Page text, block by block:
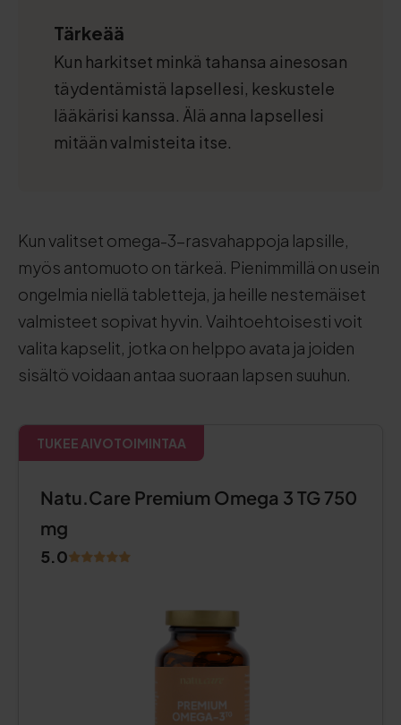
Tärkeää
Kun harkitset minkä tahansa ainesosan
täydentämistä lapsellesi, keskustele
lääkärisi kanssa. Älä anna lapsellesi
mitään valmisteita itse.
Kun valitset omega-3-rasvahappoja lapsille,
myös antomuoto on tärkeä. Pienimmillä on usein
ongelmia niellä tabletteja, ja heille nestemäiset
valmisteet sopivat hyvin. Vaihtoehtoisesti voit
valita kapselit, jotka on helppo avata ja joiden
sisältö voidaan antaa suoraan lapsen suuhun.
TUKEE AIVOTOIMINTAA
Natu.Care Premium Omega 3 TG 750
mg
5.0